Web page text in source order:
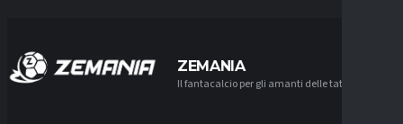
ZEMANIA
Il fantacalcio per gli amanti delle tattiche